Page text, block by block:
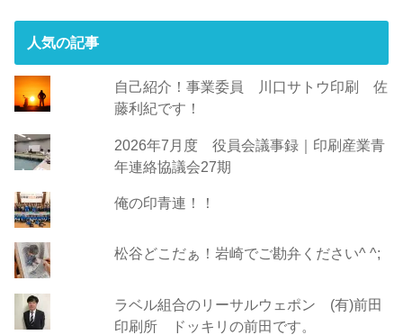
人気の記事
自己紹介！事業委員 川口サトウ印刷 佐
藤利紀です！
2026年7月度 役員会議事録｜印刷産業青
年連絡協議会27期
俺の印青連！！
松谷どこだぁ！岩崎でご勘弁ください^ ^;
ラベル組合のリーサルウェポン (有)前田
印刷所 ドッキリの前田です。